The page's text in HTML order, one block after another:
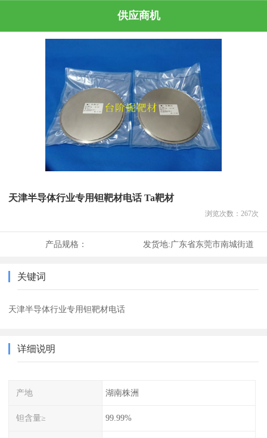
供应商机
天津半导体行业专用钽靶材电话 Ta靶材
浏览次数： 267次
产品规格： 发货地:广东省东莞市南城街道
关键词
天津半导体行业专用钽靶材电话
详细说明
产地 湖南株洲
钽含量≥ 99.99%